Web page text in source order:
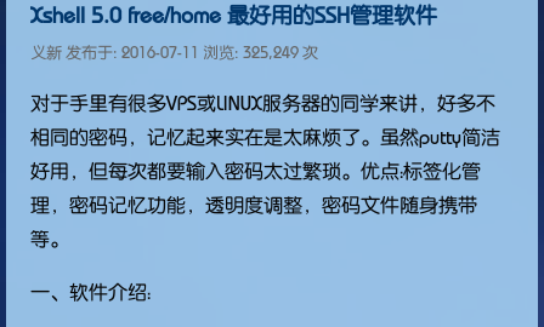
Xshell 5.0 free/home 最好用的SSH管理软件
义新 发布于: 2016-07-11 浏览: 325,249 次
对于手里有很多VPS或LINUX服务器的同学来讲，好多不
相同的密码，记忆起来实在是太麻烦了。虽然putty简洁
好用，但每次都要输入密码太过繁琐。优点：标签化管
理，密码记忆功能，透明度调整，密码文件随身携带
等。
一、软件介绍：